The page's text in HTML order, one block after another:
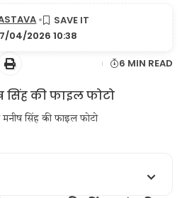
04/2026 10:38
6 MIN READ
मनीष सिंह की फाइल फोटो